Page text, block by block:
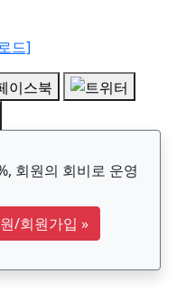
드]
회원의 회비로 운영
/회원가입 »